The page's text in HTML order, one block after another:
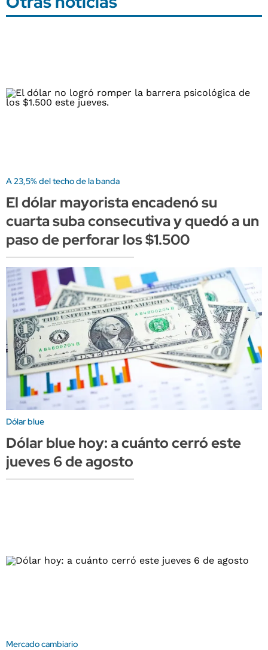
A 23,5% del techo de la banda
El dólar mayorista encadenó su
cuarta suba consecutiva y quedó a un
paso de perforar los $1.500
Dólar blue
Dólar blue hoy: a cuánto cerró este
jueves 6 de agosto
Mercado cambiario